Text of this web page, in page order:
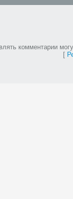
комментарии
[